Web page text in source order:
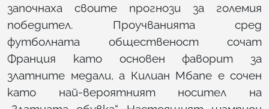
започнаха своите прогнози за големия
победител. Проучванията сред
футболната общественост сочат
Франция като основен фаворит за
златните медали, а Килиан Мбапе е сочен
като най-вероятният носител на